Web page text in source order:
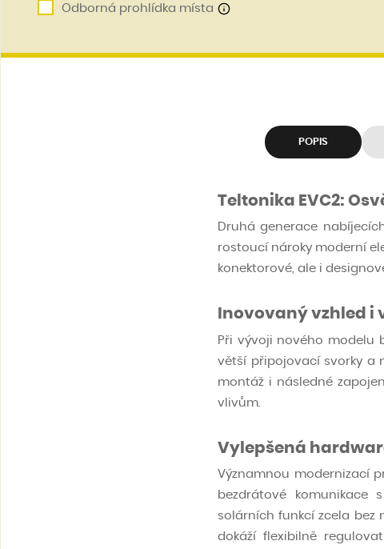
Odborná prohlídka místa
POPIS
Teltonika EVC2:
Druhá generace
rostoucí nároky moderní
konektorové, ale i
Inovovaný vzhled
Při vývoji nového modelu
větší připojovací svorky a
montáž i následné
vlivům.
Vylepšená
Významnou modernizací
bezdrátové komunikace
solárních funkcí zcela bez
dokáží flexibilně